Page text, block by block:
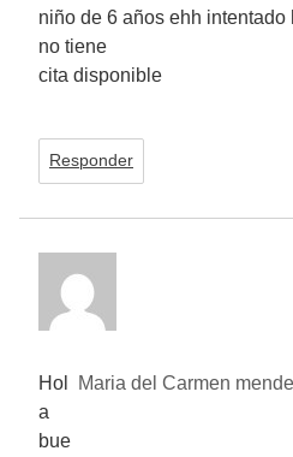
niño de 6 años ehh intentado
no tiene
cita disponible
Responder
Maria del Carmen
Hol
a
bue